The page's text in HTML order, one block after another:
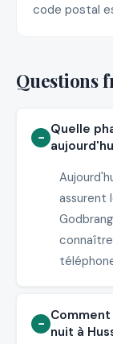
code postal
Questions
Quelle
assurent
nuit à